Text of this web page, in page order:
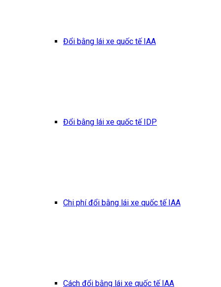
Đổi bằng lái xe quốc tế IAA
Đổi bằng lái xe quốc tế IDP
Chi phí đổi bằng lái xe quốc tế IAA
Cách đổi bằng lái xe quốc tế IAA